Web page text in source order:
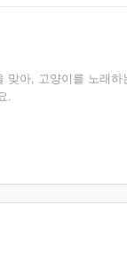
맞아, 고양이를 노래하
.